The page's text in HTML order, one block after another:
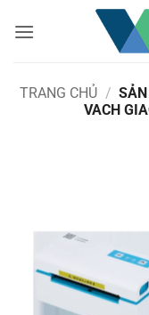
qua
TRANG CHỦ /
VACH